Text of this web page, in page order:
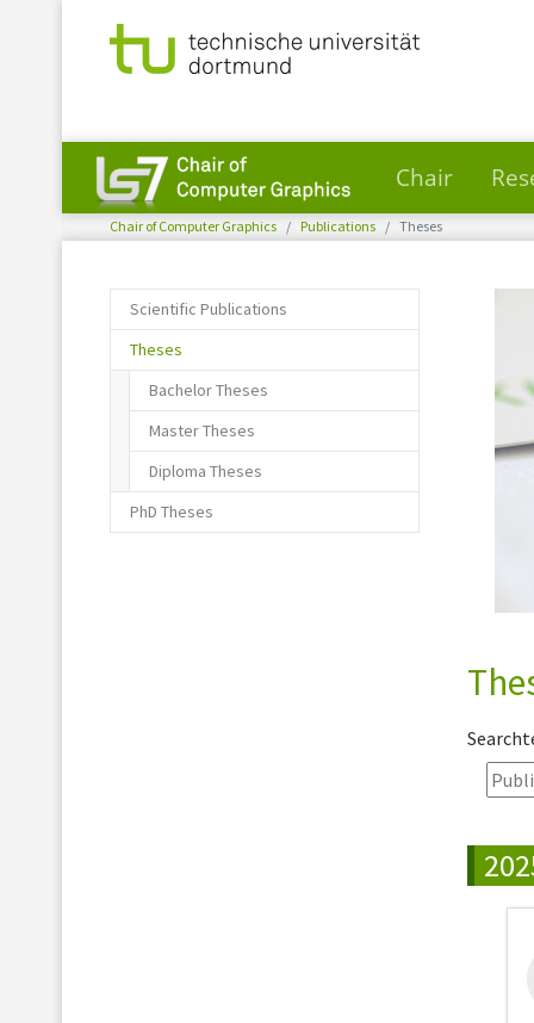
Skip to main content
Chair
You are here:
Chair of Computer Graphics Publications Theses
Scientific Publications
Theses
Bachelor Theses
Master Theses
Diploma Theses
PhD Theses